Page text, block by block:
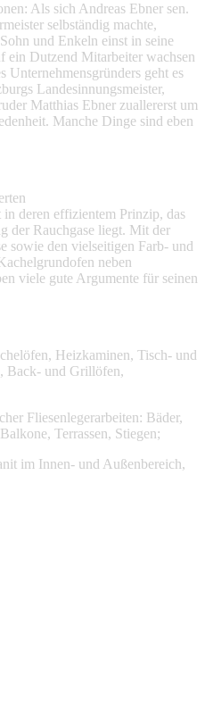
Als sich Andreas Ebner sen.
selbständig machte,
und Enkeln einst in seine
ein Dutzend Mitarbeiter wachsen
Unternehmensgründers geht es
Landesinnungsmeister,
Matthias Ebner zuallererst um
Manche Dinge sind eben
deren effizientem Prinzip, das
der Rauchgase liegt. Mit der
sowie den vielseitigen Farb- und
neben
viele gute Argumente für seinen
Heizkaminen, Tisch‐ und
Back‐ und Grillöfen,
Fliesenlegerarbeiten: Bäder,
Terrassen, Stiegen;
im Innen- und Außenbereich,